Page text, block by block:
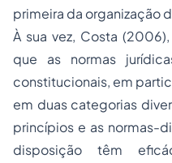
primeira da organização
À sua vez, Costa
que as normas
constitucionais, em
em duas categorias
princípios e as normas-
disposição têm